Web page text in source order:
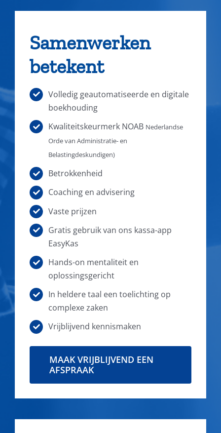
Samenwerken
betekent
Volledig geautomatiseerde en digitale
boekhouding
Kwaliteitskeurmerk NOAB Nederlandse
Orde van Administratie- en
Belastingdeskundigen)
Betrokkenheid
Coaching en advisering
Vaste prijzen
Gratis gebruik van ons kassa-app
EasyKas
Hands-on mentaliteit en
oplossingsgericht
In heldere taal een toelichting op
complexe zaken
Vrijblijvend kennismaken
MAAK VRIJBLIJVEND EEN
AFSPRAAK